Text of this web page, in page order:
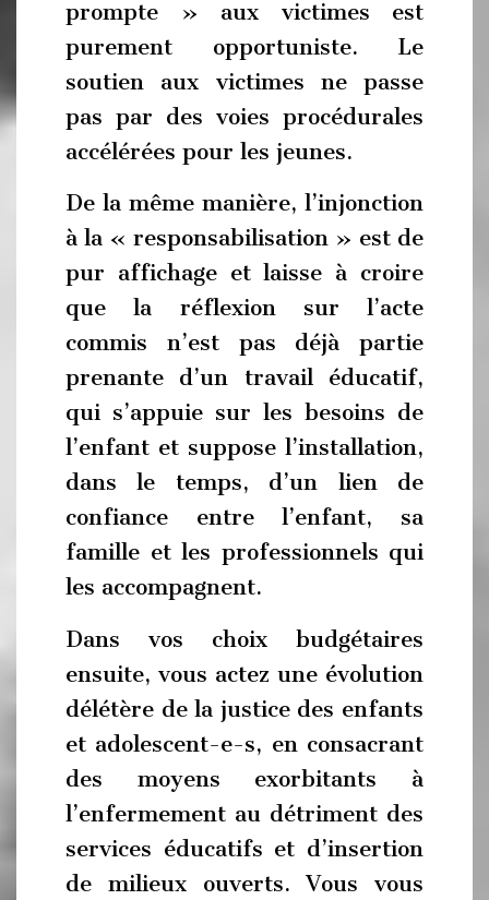
prompte » aux victimes est
purement opportuniste. Le
soutien aux victimes ne passe
pas par des voies procédurales
accélérées pour les jeunes.
De la même manière, l’injonction
à la « responsabilisation » est de
pur affichage et laisse à croire
que la réflexion sur l’acte
commis n’est pas déjà partie
prenante d’un travail éducatif,
qui s’appuie sur les besoins de
l’enfant et suppose l’installation,
dans le temps, d’un lien de
confiance entre l’enfant, sa
famille et les professionnels qui
les accompagnent.
Dans vos choix budgétaires
ensuite, vous actez une évolution
délétère de la justice des enfants
et adolescent-e-s, en consacrant
des moyens exorbitants à
l’enfermement au détriment des
services éducatifs et d’insertion
de milieux ouverts. Vous vous